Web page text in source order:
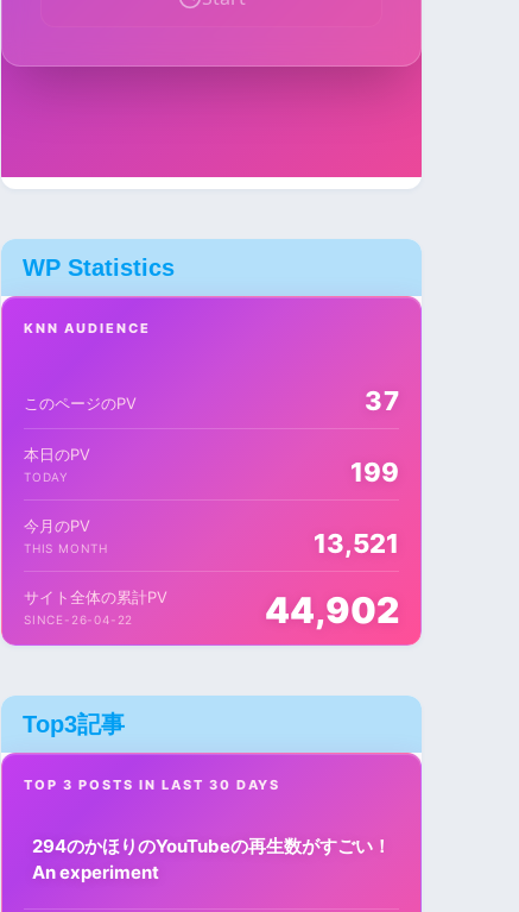
WP Statistics
KNN AUDIENCE
このページのPV 37
本日のPV
TODAY 199
今月のPV
THIS MONTH 13,521
サイト全体の累計PV
SINCE-26-04-22 44,902
Top3記事
TOP 3 POSTS IN LAST 30 DAYS
294のかほりのYouTubeの再生数がすごい！
An experiment